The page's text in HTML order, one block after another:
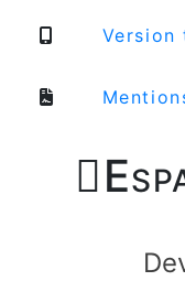
Version
